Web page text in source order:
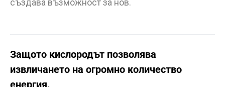
създава възможност за нов.
Защото кислородът позволява
извличането на огромно количество
енергия.